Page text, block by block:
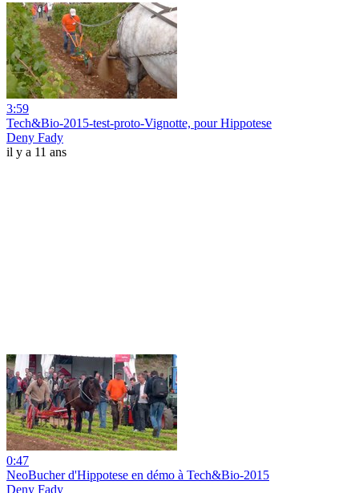
3:59
Tech&Bio-2015-test-proto-Vignotte, pour Hippotese
Deny Fady
il y a 11 ans
0:47
NeoBucher d'Hippotese en démo à Tech&Bio-2015
Deny Fady